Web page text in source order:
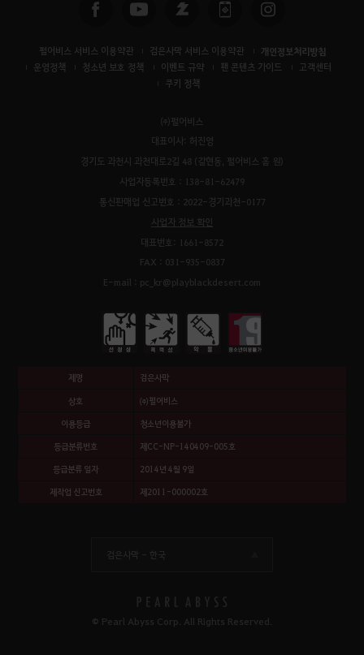
펄어비스 서비스 이용약관 검은사막 서비스 이용약관 개인정보처리방침
운영정책 청소년 보호 정책 이벤트 규약 팬 콘텐츠 가이드
고객센터
쿠키 정책
㈜펄어비스
대표이사: 허진영
경기도 과천시 과천대로2길 48 (갈현동, 펄어비스 홈 원)
사업자등록번호 : 138-81-62479
통신판매업 신고번호 : 2022-경기과천-0177
사업자 정보 확인
대표번호: 1661-8572
FAX : 031-935-0837
E-mail : pc_kr@playblackdesert.com
제명 검은사막
상호 ㈜펄어비스
이용등급 청소년이용불가
등급분류번호 제CC-NP-140409-005호
등급분류 일자 2014년 4월 9일
제작업 신고번호 제2011-000002호
검은사막 - 한국
© Pearl Abyss Corp. All Rights Reserved.